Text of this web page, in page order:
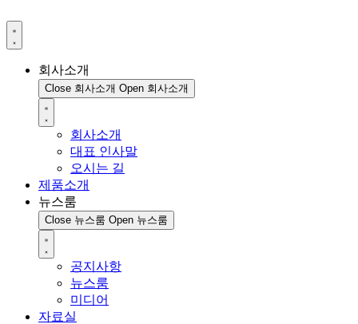
회사소개
Close 회사소개 Open 회사소개
회사소개
대표 인사말
오시는 길
제품소개
뉴스룸
Close 뉴스룸 Open 뉴스룸
공지사항
뉴스룸
미디어
자료실